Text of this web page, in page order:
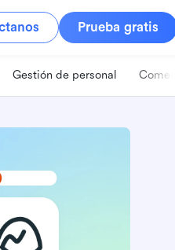
Prueba gratis
Gestión de personal